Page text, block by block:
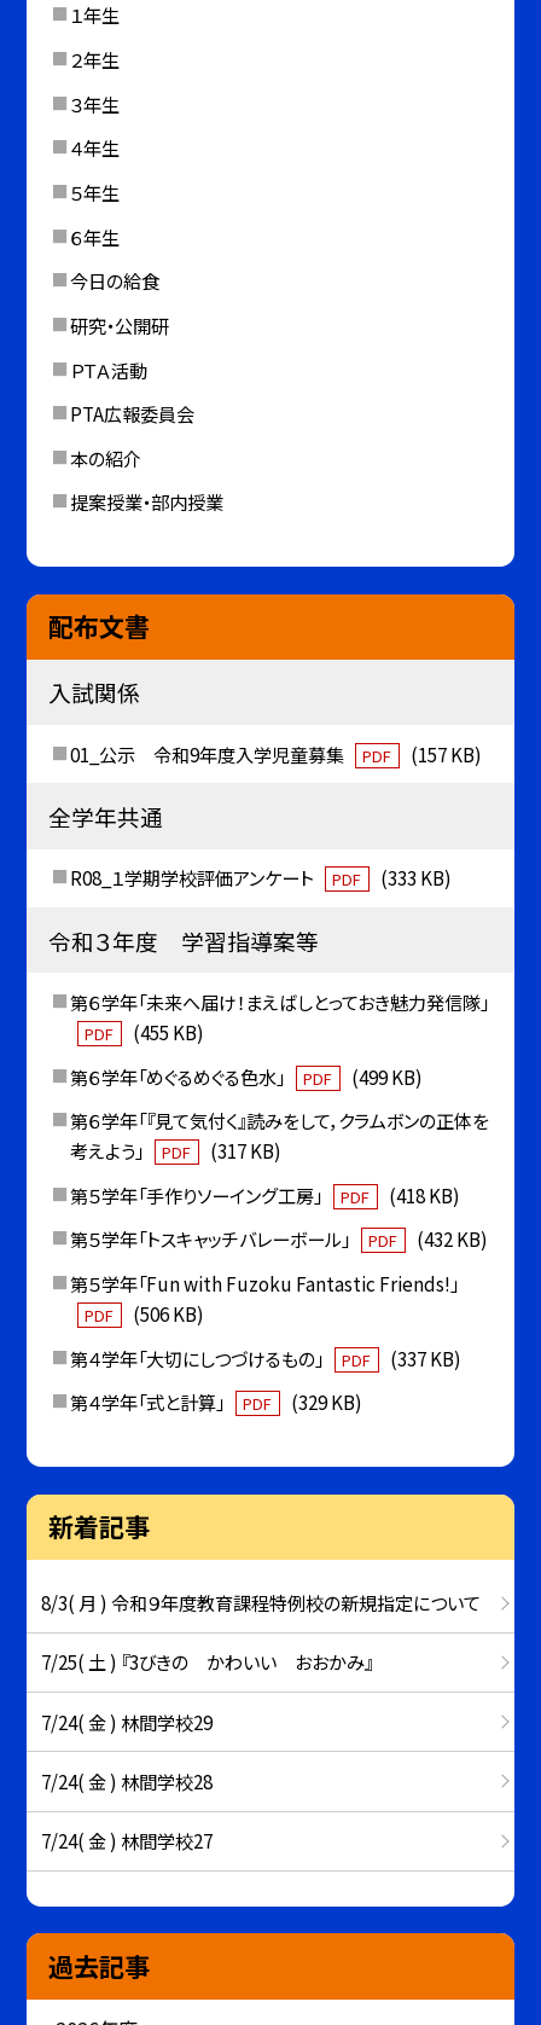
１年生
２年生
３年生
４年生
５年生
６年生
今日の給食
研究・公開研
ＰＴＡ活動
PTA広報委員会
本の紹介
提案授業・部内授業
配布文書
入試関係
01_公示 令和9年度入学児童募集 PDF (157 KB)
全学年共通
R08_１学期学校評価アンケート PDF (333 KB)
令和３年度 学習指導案等
第６学年「未来へ届け！まえばしとっておき魅力発信隊」
PDF
(455 KB)
第６学年「めぐるめぐる色水」
PDF
(499 KB)
第６学年「『見て気付く』読みをして，クラムボンの正体を
考えよう」
PDF
(317 KB)
第５学年「手作りソーイング工房」
PDF
(418 KB)
第５学年「トスキャッチバレーボール」
PDF
(432 KB)
第５学年「Fun with Fuzoku Fantastic Friends!」
PDF
(506 KB)
第４学年「大切にしつづけるもの」
PDF
(337 KB)
第４学年「式と計算」
PDF (329 KB)
新着記事
8/3( 月 ) 令和９年度教育課程特例校の新規指定について
7/25( 土 ) 『3びきの かわいい おおかみ』
7/24( 金 ) 林間学校29
7/24( 金 ) 林間学校28
7/24( 金 ) 林間学校27
過去記事